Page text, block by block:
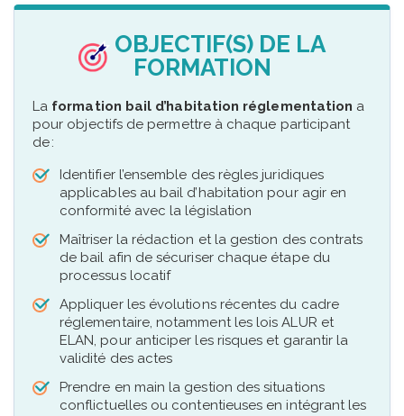
OBJECTIF(S) DE LA
FORMATION
La formation bail d’habitation réglementation a
pour objectifs de permettre à chaque participant
de :
Identifier l’ensemble des règles juridiques
applicables au bail d’habitation pour agir en
conformité avec la législation
Maîtriser la rédaction et la gestion des contrats
de bail afin de sécuriser chaque étape du
processus locatif
Appliquer les évolutions récentes du cadre
réglementaire, notamment les lois ALUR et
ELAN, pour anticiper les risques et garantir la
validité des actes
Prendre en main la gestion des situations
conflictuelles ou contentieuses en intégrant les